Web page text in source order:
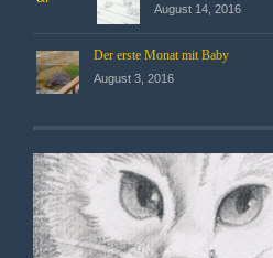
August 14, 2016
Der erste Monat mit Baby
August 3, 2016